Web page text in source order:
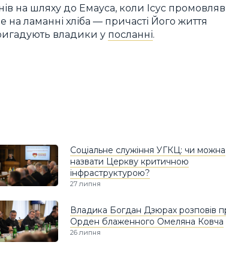
на шляху до Емауса, коли Ісус промовляв
ламанні хліба — причасті Його життя
владики у посланні.
Соціальне служіння УГКЦ: чи можна
назвати Церкву критичною
інфраструктурою?
27 липня
Владика Богдан Дзюрах розповів
Орден блаженного Омеляна Ковча
26 липня